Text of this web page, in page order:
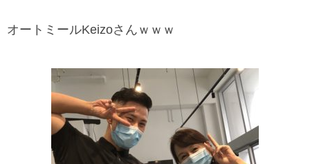
オートミールKeizoさんｗｗｗ